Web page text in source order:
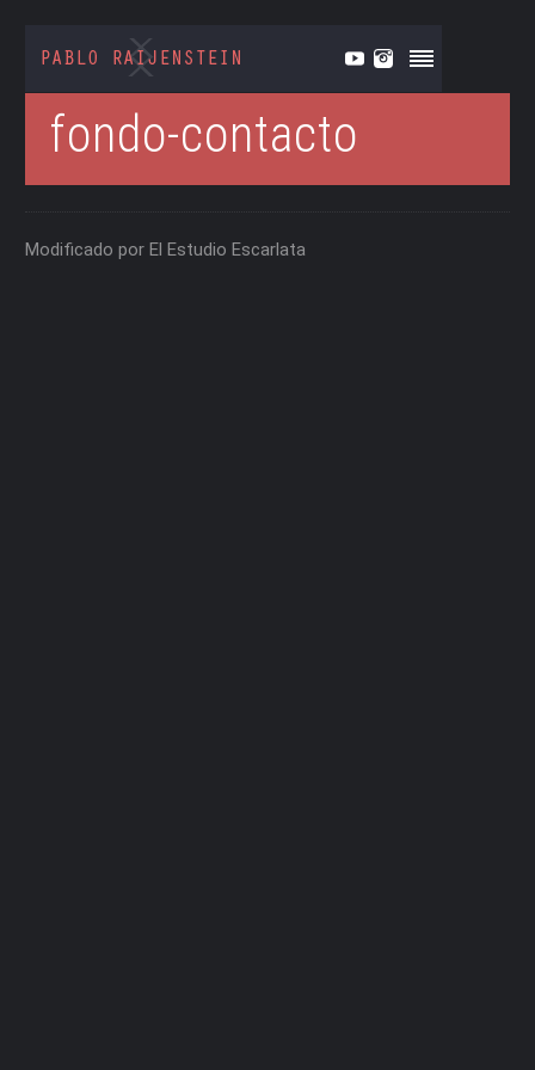
fondo-contacto
Modificado por El Estudio Escarlata